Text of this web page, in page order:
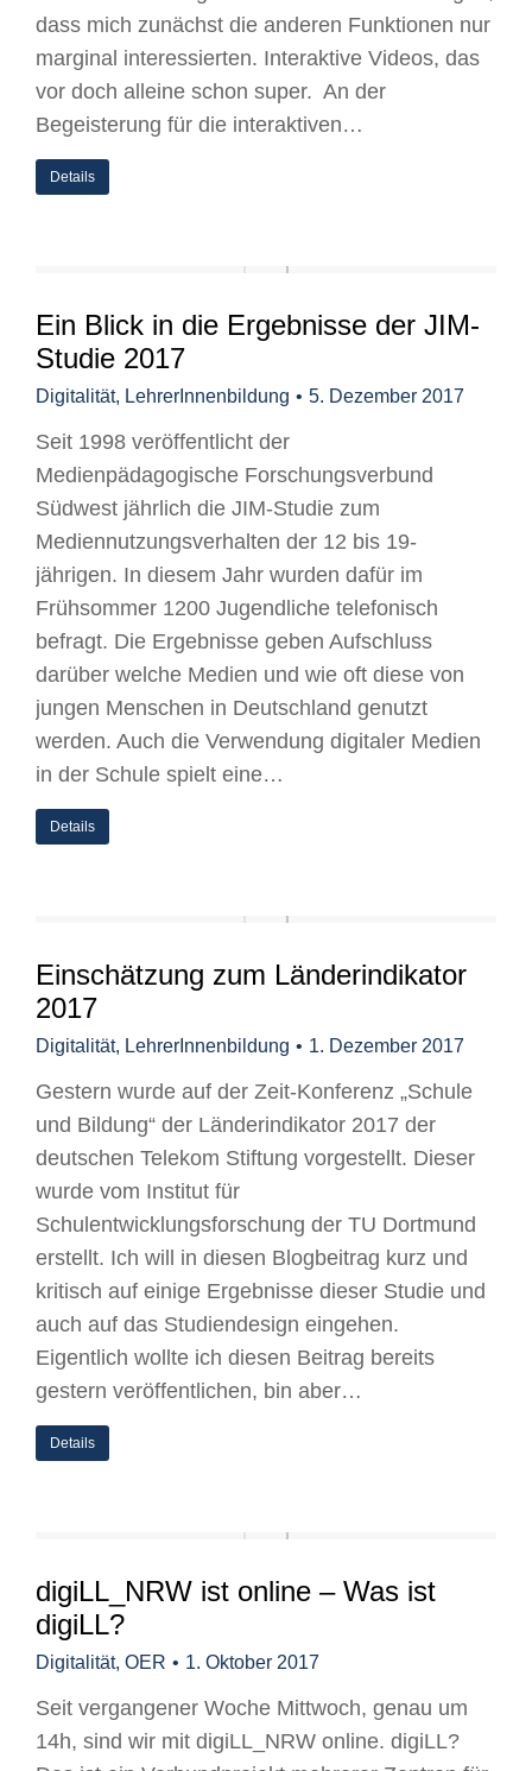
dass mich zunächst die anderen Funktionen nur
marginal interessierten. Interaktive Videos, das
vor doch alleine schon super. An der
Begeisterung für die interaktiven…
Details
Ein Blick in die Ergebnisse der JIM-
Studie 2017
Digitalität, LehrerInnenbildung 5. Dezember 2017
Seit 1998 veröffentlicht der
Medienpädagogische Forschungsverbund
Südwest jährlich die JIM-Studie zum
Mediennutzungsverhalten der 12 bis 19-
jährigen. In diesem Jahr wurden dafür im
Frühsommer 1200 Jugendliche telefonisch
befragt. Die Ergebnisse geben Aufschluss
darüber welche Medien und wie oft diese von
jungen Menschen in Deutschland genutzt
werden. Auch die Verwendung digitaler Medien
in der Schule spielt eine…
Details
Einschätzung zum Länderindikator
2017
Digitalität, LehrerInnenbildung 1. Dezember 2017
Gestern wurde auf der Zeit-Konferenz „Schule
und Bildung“ der Länderindikator 2017 der
deutschen Telekom Stiftung vorgestellt. Dieser
wurde vom Institut für
Schulentwicklungsforschung der TU Dortmund
erstellt. Ich will in diesen Blogbeitrag kurz und
kritisch auf einige Ergebnisse dieser Studie und
auch auf das Studiendesign eingehen.
Eigentlich wollte ich diesen Beitrag bereits
gestern veröffentlichen, bin aber…
Details
digiLL_NRW ist online – Was ist
digiLL?
Digitalität, OER 1. Oktober 2017
Seit vergangener Woche Mittwoch, genau um
14h, sind wir mit digiLL_NRW online. digiLL?